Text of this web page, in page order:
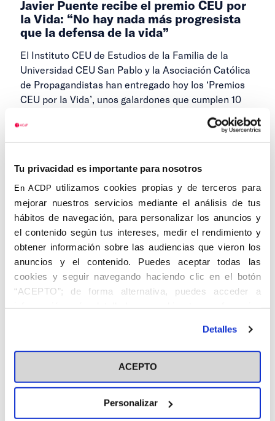
Tu privacidad es importante para nosotros
En ACDP utilizamos cookies propias y de terceros para
mejorar nuestros servicios mediante el análisis de tus
hábitos de navegación, para personalizar los anuncios y
el contenido según tus intereses, medir el rendimiento y
obtener información sobre las audiencias que vieron los
anuncios y el contenido. Puedes aceptar todas las
cookies y seguir navegando haciendo clic en el botón
“ACEPTO”; de forma alternativa, puedes acceder a
información más detallada y cambiar tus preferencias
en el botón "Personalizar". Para más información puedes
visitar nuestra Política de Cookies
Detalles
ACEPTO
Personalizar
Javier Puente recibe el premio CEU por
la Vida: “No hay nada más progresista
que la defensa de la vida”
El Instituto CEU de Estudios de la Familia de la
Universidad CEU San Pablo y la Asociación Católica
de Propagandistas han entregado hoy los ‘Premios
CEU por la Vida’, unos galardones que cumplen 10
Anteriores
1 2 3
4
...
Siguientes
Categorías
Alcalá de Henares
Alicante
Asturias